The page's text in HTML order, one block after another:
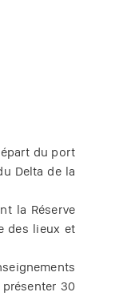
du port
Delta de la
la Réserve
des lieux et
30